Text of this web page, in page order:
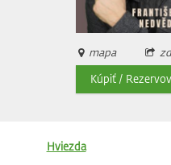
mapa
Kúpiť /
Hviezda